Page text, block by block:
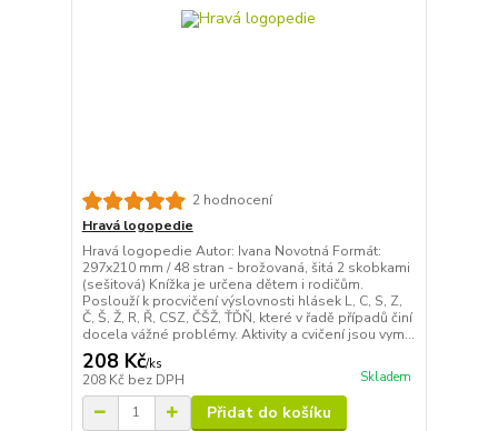
2 hodnocení
Hravá logopedie
Hravá logopedie Autor: Ivana Novotná Formát:
297x210 mm / 48 stran - brožovaná, šitá 2 skobkami
(sešitová) Knížka je určena dětem i rodičům.
Poslouží k procvičení výslovnosti hlásek L, C, S, Z,
Č, Š, Ž, R, Ř, CSZ, ČŠŽ, ŤĎŇ, které v řadě případů činí
docela vážné problémy. Aktivity a cvičení jsou vym...
208 Kč/ks
208 Kč bez DPH Skladem
Přidat do košíku